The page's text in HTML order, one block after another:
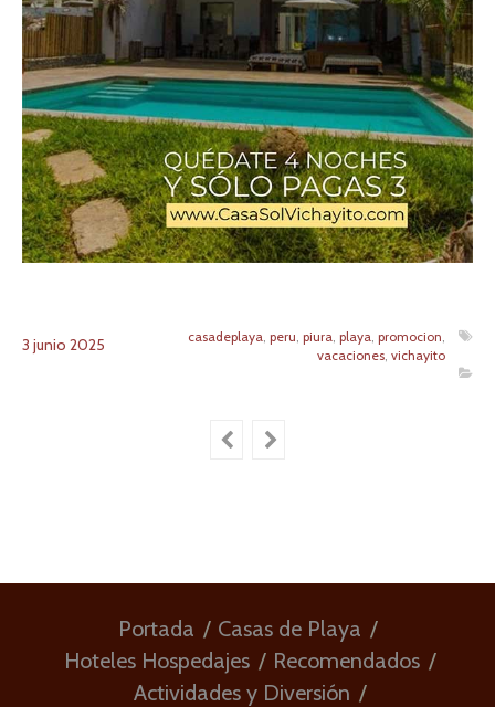
3 junio 2025 casadeplaya, peru, piura, playa, promocion,
vacaciones, vichayito
Portada
Casas de Playa
Hoteles Hospedajes
Recomendados
Actividades y Diversión